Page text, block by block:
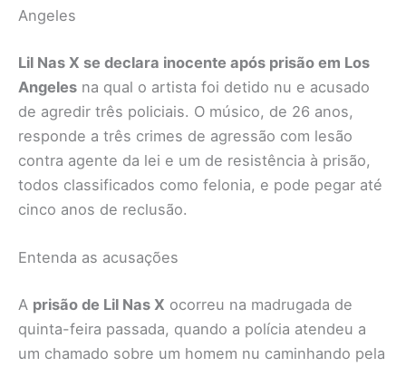
Angeles
Lil Nas X se declara inocente após prisão em Los
Angeles na qual o artista foi detido nu e acusado
de agredir três policiais. O músico, de 26 anos,
responde a três crimes de agressão com lesão
contra agente da lei e um de resistência à prisão,
todos classificados como felonia, e pode pegar até
cinco anos de reclusão.
Entenda as acusações
A prisão de Lil Nas X ocorreu na madrugada de
quinta-feira passada, quando a polícia atendeu a
um chamado sobre um homem nu caminhando pela